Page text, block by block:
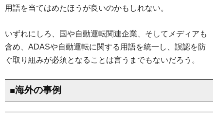
用語を当てはめたほうが良いのかもしれない。
いずれにしろ、国や自動運転関連企業、そしてメディアも
含め、ADASや自動運転に関する用語を統一し、誤認を防
ぐ取り組みが必須となることは言うまでもないだろう。
■海外の事例